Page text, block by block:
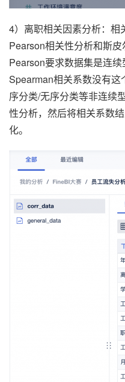
4）离职相关因素分析：
Pearson相关性分析和斯皮
Pearson要求数据集是连
Spearman相关系数没有
序分类/无序分类等非连续
性分析，然后将相关系数
化。